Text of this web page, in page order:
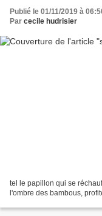
Publié le 01/11/2019 à
Par cecile hudrisier
tel le papillon qui se
l'ombre des bambous,